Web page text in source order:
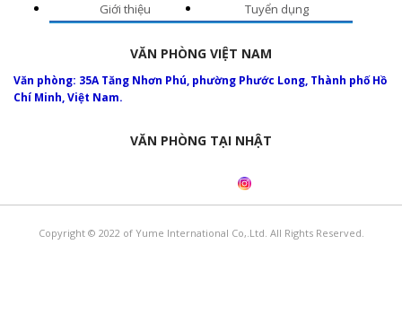
Giới thiệu
Tuyển dụng
VĂN PHÒNG VIỆT NAM
Văn phòng: 35A Tăng Nhơn Phú, phường Phước Long, Thành phố Hồ
Chí Minh, Việt Nam.
VĂN PHÒNG TẠI NHẬT
Copyright © 2022 of Yume International Co,.Ltd. All Rights Reserved.